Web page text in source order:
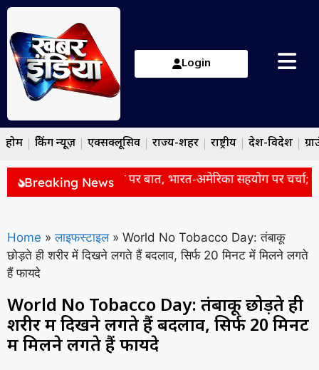
Login
होम ब्रेकिंग न्यूज़ एक्सक्लूसिव राज्य-शहर राष्ट्रीय देश-विदेश
Breaking News
ने PM मोदी से की फोन पर बात, भारत-अमेरिका सहयोग पर चर्चा; बेटे
Home » लाइफस्टाइल » World No Tobacco Day: तंबाकू
छोड़ते ही शरीर में दिखने लगते हैं बदलाव, सिर्फ 20 मिनट में मिलने लगते
हैं फायदे
World No Tobacco Day: तंबाकू छोड़ते ही
शरीर में दिखने लगते हैं बदलाव, सिर्फ 20 मिनट
में मिलने लगते हैं फायदे